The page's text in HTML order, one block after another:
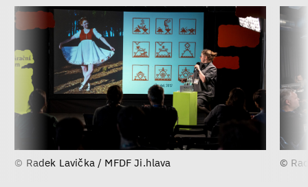
© Radek Lavička / MFDF Ji.hlava ©